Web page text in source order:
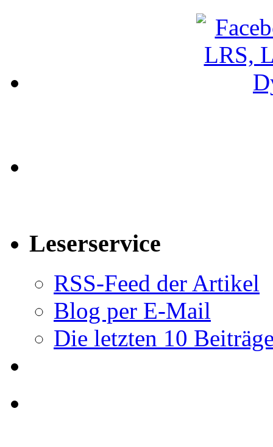
Leserservice
RSS-Feed der Artikel
Blog per E-Mail
Die letzten 10